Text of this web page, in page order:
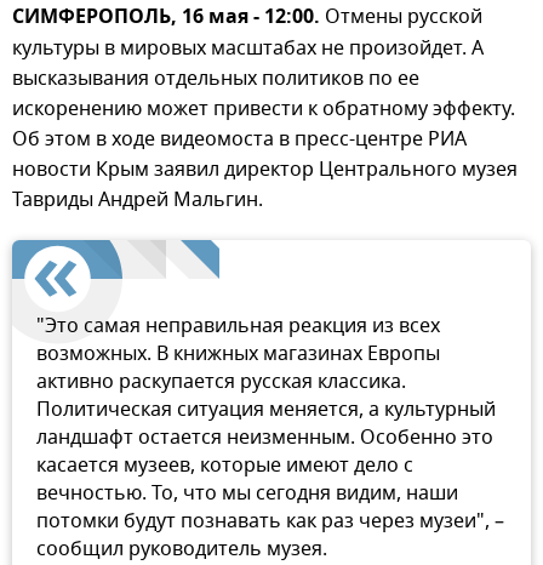
СИМФЕРОПОЛЬ, 16 мая - 12:00. Отмены русской
культуры в мировых масштабах не произойдет. А
высказывания отдельных политиков по ее
искоренению может привести к обратному эффекту.
Об этом в ходе видеомоста в пресс-центре РИА
новости Крым заявил директор Центрального музея
Тавриды Андрей Мальгин.
"Это самая неправильная реакция из всех
возможных. В книжных магазинах Европы
активно раскупается русская классика.
Политическая ситуация меняется, а культурный
ландшафт остается неизменным. Особенно это
касается музеев, которые имеют дело с
вечностью. То, что мы сегодня видим, наши
потомки будут познавать как раз через музеи", –
сообщил руководитель музея.